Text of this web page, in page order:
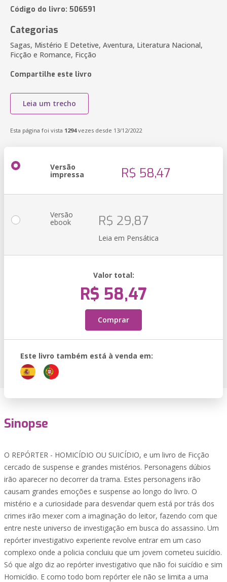
Código do livro: 506591
Categorias
Sagas, Mistério E Detetive, Aventura, Literatura Nacional,
Ficção e Romance, Ficção
Compartilhe este livro
Leia um trecho
Esta página foi vista 1294vezes desde 13/12/2022
Versão
impressa R$ 58,47
Versão
ebook R$ 29,87
Leia em Pensática
Valor total:
R$ 58,47
Comprar
Este livro também está à venda em:
Sinopse
O REPÓRTER - HOMICÍDIO OU SUICÍDIO, e um livro de Ficção
cercado de suspense e grandes mistérios. Personagens dúbios
irão aparecer no decorrer da trama. Estes personagens irão
causam grandes emoções e suspense ao longo do livro. O
mistério e a curiosidade para desvendar quem está por trás dos
crimes irão mexer com a imaginação do leitor, fazendo com que
entre neste universo de investigação em busca do assassino. Um
repórter investigativo experiente revolve entrar em um caso
complexo onde a policia concluiu que um jovem cometeu suicídio.
Só que algo diz ao repórter investigativo que não foi suicídio e sim
Homicídio. E como todo bom repórter ele não se limita a uma